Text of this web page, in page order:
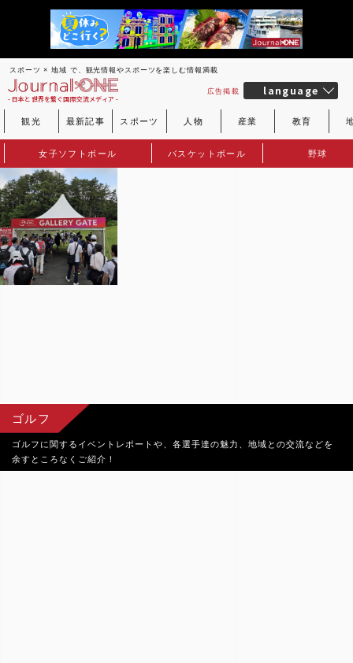
スポーツ × 地域 で、観光情報やスポーツを楽しむ情報満載
- 日本と世界を繋ぐ国際交流メディア -
広告掲載 language
観光 最新記事 スポーツ 人物 産業 教育
女子ソフトボール バスケットボール 野球
ゴルフ
ゴルフに関するイベントレポートや、各選手達の魅力、地域との交流などを
余すところなくご紹介！